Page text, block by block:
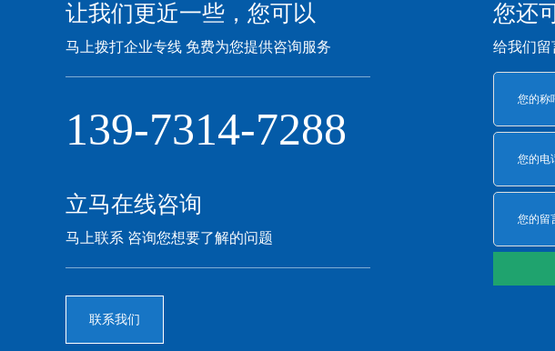
让我们更近一些，您可以
马上拨打企业专线 免费为您提供咨询服务
139-7314-7288
立马在线咨询
马上联系 咨询您想要了解的问题
联系我们
您还
给我们留